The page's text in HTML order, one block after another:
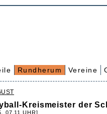
Rundherum Vereine
Kreismeister der
07.11 UHR]